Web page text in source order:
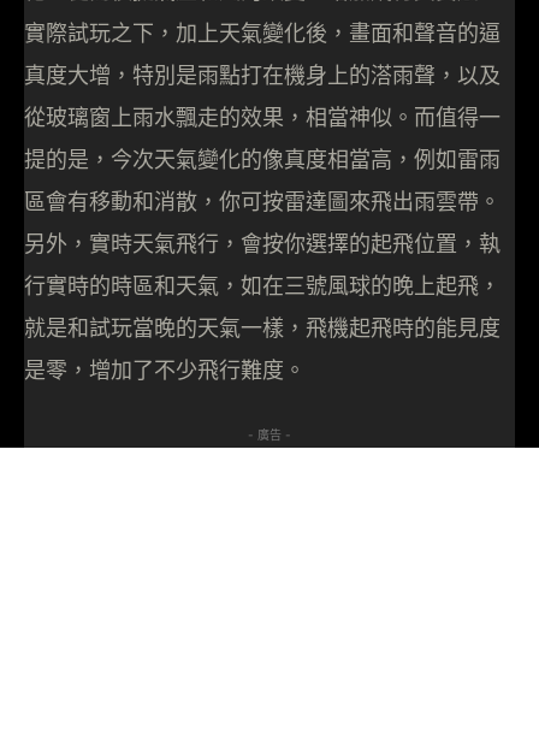
實際試玩之下，加上天氣變化後，畫面和聲音的逼
真度大增，特別是雨點打在機身上的溚雨聲，以及
從玻璃窗上雨水飄走的效果，相當神似。而值得一
提的是，今次天氣變化的像真度相當高，例如雷雨
區會有移動和消散，你可按雷達圖來飛出雨雲帶。
另外，實時天氣飛行，會按你選擇的起飛位置，執
行實時的時區和天氣，如在三號風球的晚上起飛，
就是和試玩當晚的天氣一樣，飛機起飛時的能見度
是零，增加了不少飛行難度。
- 廣告 -